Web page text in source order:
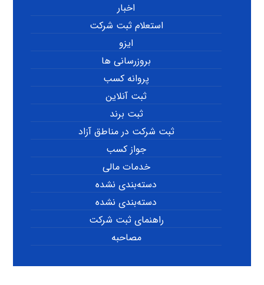
اخبار
استعلام ثبت شرکت
ایزو
بروزرسانی ها
پروانه کسب
ثبت آنلاین
ثبت برند
ثبت شرکت در مناطق آزاد
جواز کسب
خدمات مالی
دسته‌بندی نشده
دسته‌بندی نشده
راهنمای ثبت شرکت
مصاحبه